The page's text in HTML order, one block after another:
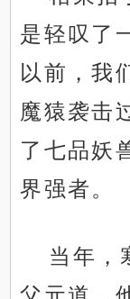
是轻叹了
以前，我
魔猿袭击
了七品妖
界强者。
当年，